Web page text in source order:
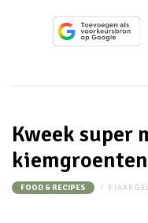
Kweek super
kiemgroenten
FOOD & RECIPES 9 JAAR